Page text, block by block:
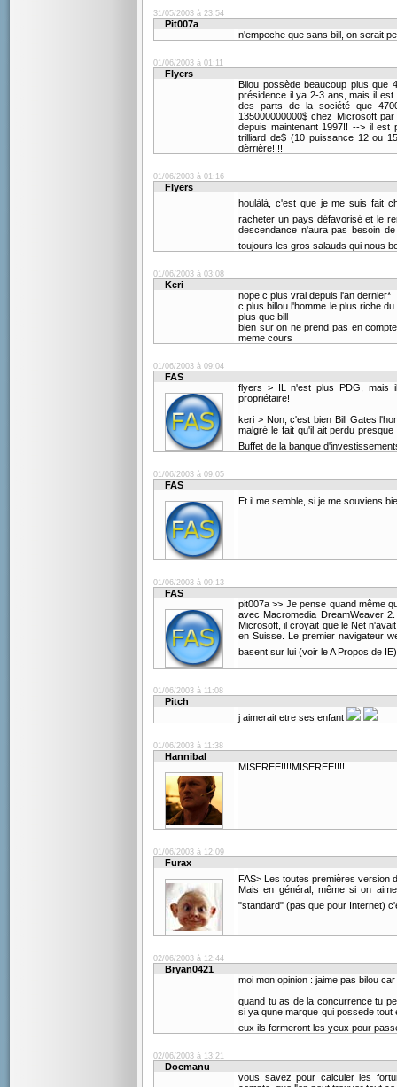
31/05/2003 à 23:54
Pit007a
n'empeche que sans bill, on serait
01/06/2003 à 01:11
Flyers
Bilou possède beaucoup plus que
présidence il ya 2-3 ans, mais il
des parts de la société que
135000000000$ chez Microsoft
depuis maintenant 1997!! --> il est
trilliard de$ (10 puissance 12 ou
dèrrière!!!!
01/06/2003 à 01:16
Flyers
houlàlà, c'est que je me suis fait
racheter un pays défavorisé et le
descendance n'aura pas besoin
toujours les gros salauds qui nous
01/06/2003 à 03:08
Keri
nope c plus vrai depuis l'an dernier*
c plus billou l'homme le plus riche
plus que bill
bien sur on ne prend pas en
meme cours
01/06/2003 à 09:04
FAS
flyers > IL n'est plus PDG, mais
propriétaire!
keri > Non, c'est bien Bill Gates
malgré le fait qu'il ait perdu
Buffet de la banque
01/06/2003 à 09:05
FAS
Et il me semble, si je me souviens
01/06/2003 à 09:13
FAS
pit007a >> Je pense quand même
avec Macromedia DreamWeaver
Microsoft, il croyait que le Net
en Suisse. Le premier navigateur
basent sur lui (voir le A Propos de
01/06/2003 à 11:08
Pitch
j aimerait etre ses enfant
01/06/2003 à 11:38
Hannibal
MISEREE!!!!MISEREE!!!!
01/06/2003 à 12:09
Furax
FAS> Les toutes premières version
Mais en général, même si on
"standard" (pas que pour Internet)
02/06/2003 à 12:44
Bryan0421
moi mon opinion : jaime pas bilou
quand tu as de la concurrence tu
si ya qune marque qui possede
eux ils fermeront les yeux pour
02/06/2003 à 13:21
Docmanu
vous savez pour calculer les